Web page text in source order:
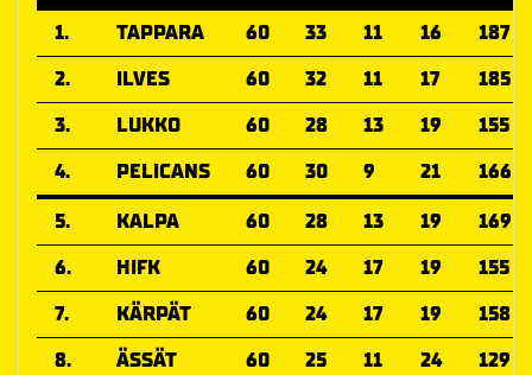
1.
TAPPARA 60 33 11 16
187
2.
ILVES 60 32 11 17
185
3.
LUKKO 60 28 13 19
155
4.
PELICANS 60 30 9 21
166
5.
KALPA 60 28 13 19
169
6.
HIFK 60 24 17 19
155
7.
KÄRPÄT 60 24 17 19
158
8.
ÄSSÄT 60 25 11 24
129